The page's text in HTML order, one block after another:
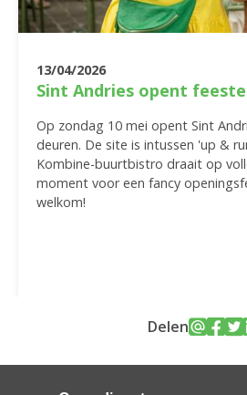
13/04/2026
Sint Andries opent
Op zondag 10 mei opent Sint
deuren. De site is intussen 'up &
Kombine-buurtbistro draait op
moment voor een fancy
welkom!
Delen